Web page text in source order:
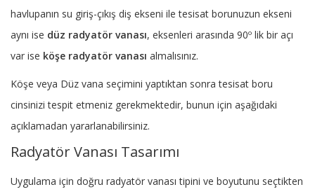
havlupanın su giriş-çıkış diş ekseni ile tesisat borunuzun ekseni
aynı ise düz radyatör vanası, eksenleri arasında 90º lik bir açı
var ise köşe radyatör vanası almalısınız.
Köşe veya Düz vana seçimini yaptıktan sonra tesisat boru
cinsinizi tespit etmeniz gerekmektedir, bunun için aşağıdaki
açıklamadan yararlanabilirsiniz.
Radyatör Vanası Tasarımı
Uygulama için doğru radyatör vanası tipini ve boyutunu seçtikten